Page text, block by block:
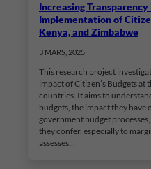
Increasing
Implementation of
Kenya, and Zimbabwe
3 MARS, 2025
This research project
impact of Citizen’s Budgets at
countries. It aims to
budgets, the impact they have
government budget
they confer, especially to
assesses…